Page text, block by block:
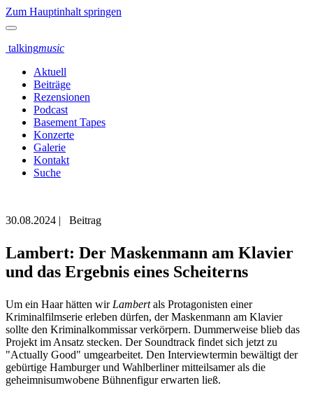
Zum Hauptinhalt springen
talkingmusic
Aktuell
Beiträge
Rezensionen
Podcast
Basement Tapes
Konzerte
Galerie
Kontakt
Suche
30.08.2024 | Beitrag
Lambert: Der Maskenmann am Klavier
und das Ergebnis eines Scheiterns
Um ein Haar hätten wir Lambertals Protagonisten einer
Kriminalfilmserie erleben dürfen, der Maskenmann am Klavier
sollte den Kriminalkommissar verkörpern. Dummerweise blieb das
Projekt im Ansatz stecken. Der Soundtrack findet sich jetzt zu
"Actually Good" umgearbeitet. Den Interviewtermin bewältigt der
gebürtige Hamburger und Wahlberliner mitteilsamer als die
geheimnisumwobene Bühnenfigur erwarten ließ.